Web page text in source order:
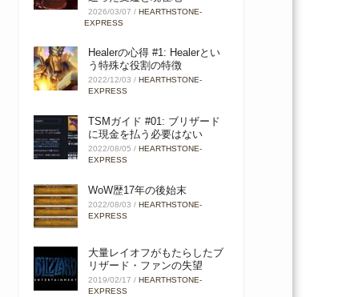
2026/03/07 /HEARTHSTONE-
EXPRESS
Healerの心得 #1: Healerとい
う特殊な役割の特徴
2022/12/03 / HEARTHSTONE-
EXPRESS
TSMガイド #01: ブリザード
に現金を払う必要はない
2022/08/05 /HEARTHSTONE-
EXPRESS
WoW歴17年の後始末
2022/08/03 /HEARTHSTONE-
EXPRESS
大量レイオフがもたらしたブ
リザード・ファンの失望
2019/02/17 /HEARTHSTONE-
EXPRESS